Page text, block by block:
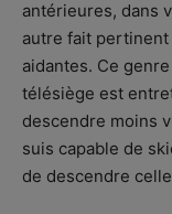
antérieures, dans
autre fait
aidantes. Ce
télésiège est
descendre moins
suis capable de
de descendre